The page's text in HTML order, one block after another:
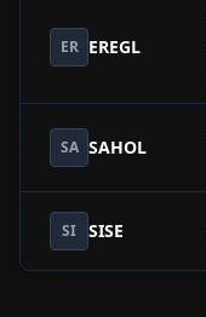
ER EREGL
SA SAHOL
SI SISE